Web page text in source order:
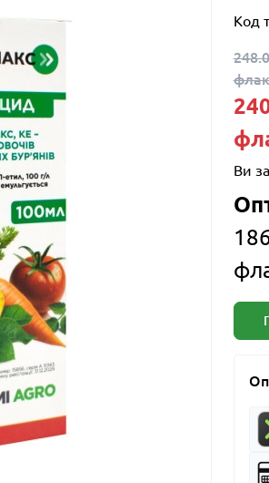
Код
Ви